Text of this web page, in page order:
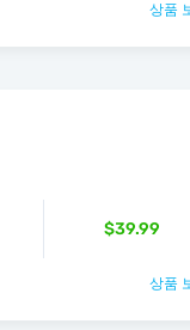
상품
$39.99
상품